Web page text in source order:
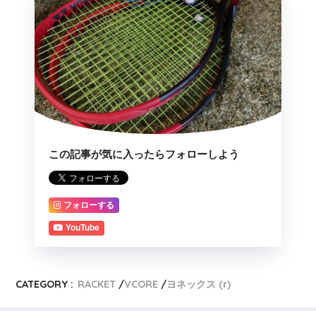
この記事が気に入ったらフォローしよう
フォローする
YouTube
CATEGORY : RACKET VCORE ヨネックス (r)